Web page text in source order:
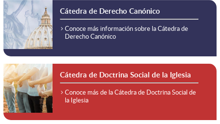
Cátedra de Derecho Canónico
Conoce más información sobre la Cátedra de
Derecho Canónico
Cátedra de Doctrina Social de la Iglesia
Conoce más de la Cátedra de Doctrina Social de
la Iglesia